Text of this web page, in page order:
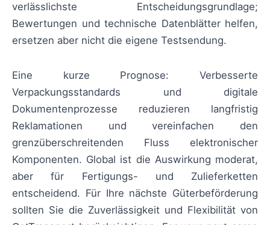
verlässlichste Entscheidungsgrundlage;
Bewertungen und technische Datenblätter helfen,
ersetzen aber nicht die eigene Testsendung.
Eine kurze Prognose: Verbesserte
Verpackungsstandards und digitale
Dokumentenprozesse reduzieren langfristig
Reklamationen und vereinfachen den
grenzüberschreitenden Fluss elektronischer
Komponenten. Global ist die Auswirkung moderat,
aber für Fertigungs- und Zulieferketten
entscheidend. Für Ihre nächste Güterbeförderung
sollten Sie die Zuverlässigkeit und Flexibilität von